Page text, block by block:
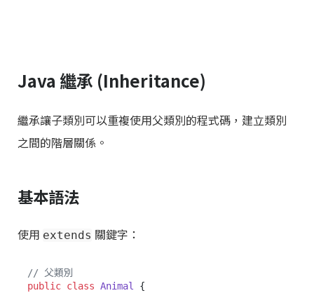
Java 繼承 (Inheritance)
繼承讓子類別可以重複使用父類別的程式碼，建立類別
之間的階層關係。
基本語法
使用 extends 關鍵字：
// 父類別
public class Animal
{